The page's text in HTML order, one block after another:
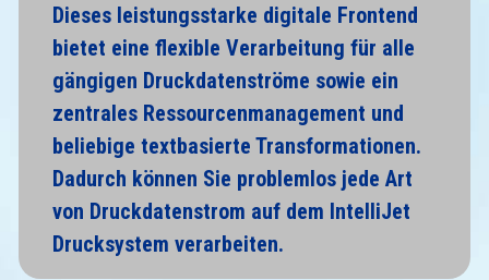
Dieses leistungsstarke digitale Frontend
bietet eine flexible Verarbeitung für alle
gängigen Druckdatenströme sowie ein
zentrales Ressourcenmanagement und
beliebige textbasierte Transformationen.
Dadurch können Sie problemlos jede Art
von Druckdatenstrom auf dem IntelliJet
Drucksystem verarbeiten.